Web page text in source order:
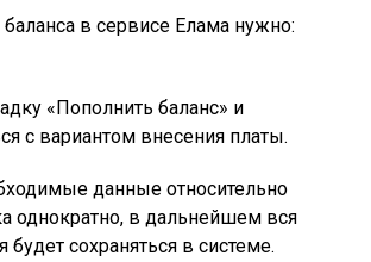
в сервисе Елама нужно:
«Пополнить баланс» и
с вариантом внесения платы.
данные относительно
однократно, в дальнейшем вся
сохраняться в системе.